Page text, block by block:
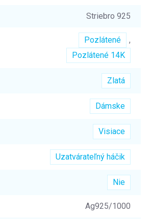
Striebro 925
Pozlátené
,
Pozlátené 14K
Zlatá
Dámske
Visiace
Uzatvárateľný háčik
Nie
Ag925/1000